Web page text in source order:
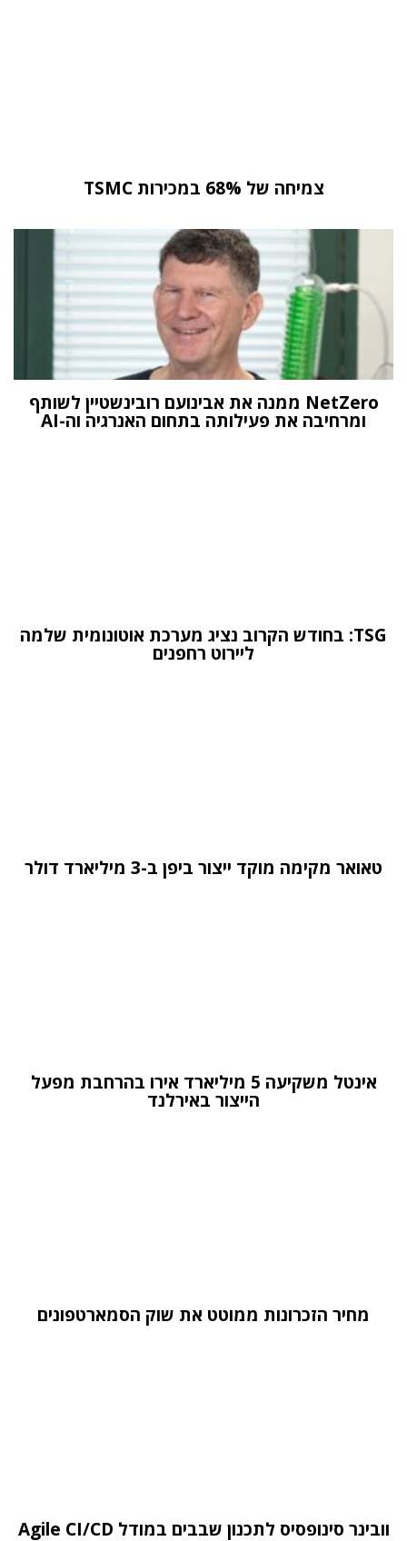
צמיחה של 68% במכירות TSMC
NetZero ממנה את אבינועם רובינשטיין לשותף
ומרחיבה את פעילותה בתחום האנרגיה וה-AI
TSG: בחודש הקרוב נציג מערכת אוטונומית שלמה
ליירוט רחפנים
טאואר מקימה מוקד ייצור ביפן ב-3 מיליארד דולר
אינטל משקיעה 5 מיליארד אירו בהרחבת מפעל
הייצור באירלנד
מחיר הזכרונות ממוטט את שוק הסמארטפונים
וובינר סינופסיס לתכנון שבבים במודל Agile CI/CD